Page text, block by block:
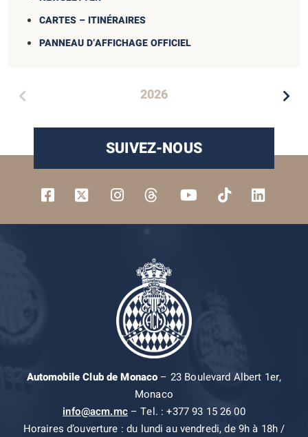
CARTES – ITINÉRAIRES
PANNEAU D’AFFICHAGE OFFICIEL
2026
SUIVEZ-NOUS
Automobile Club de Monaco– 23 Boulevard Albert 1er,
Monaco
info@acm.mc– Tel. : +377 93 15 26 00
Horaires d’ouverture : du lundi au vendredi, de 9h à 18h /